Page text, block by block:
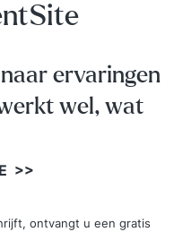
ervaringen
wel, wat
>>
ontvangt u een gratis